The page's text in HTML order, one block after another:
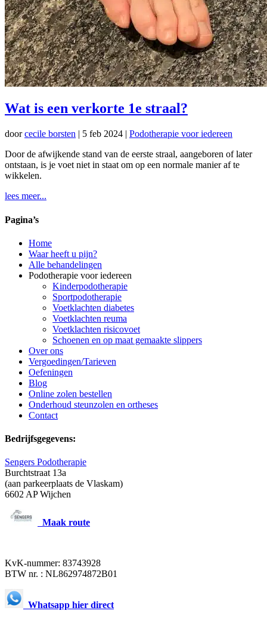
Wat is een verkorte 1e straal?
doorcecile borsten | 5 feb 2024 | Podotherapie voor iedereen
Door de afwijkende stand van de eerste straal, aangeboren of later
ontstaan, is je voet niet in staat om op een normale manier af te
wikkelen.
lees meer...
Pagina’s
Home
Waar heeft u pijn?
Alle behandelingen
Podotherapie voor iedereen
Kinderpodotherapie
Sportpodotherapie
Voetklachten diabetes
Voetklachten reuma
Voetklachten risicovoet
Schoenen en op maat gemaakte slippers
Over ons
Vergoedingen/Tarieven
Oefeningen
Blog
Online zolen bestellen
Onderhoud steunzolen en ortheses
Contact
Bedrijfsgegevens:
Sengers Podotherapie
Burchtstraat 13a
(aan parkeerplaats de Vlaskam)
6602 AP Wijchen
Maak route
KvK-nummer: 83743928
BTW nr. : NL862974872B01
Whatsapp hier direct